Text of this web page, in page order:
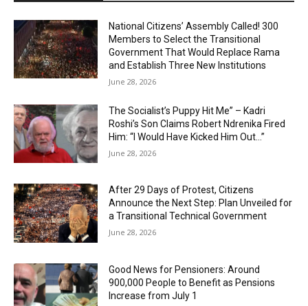
National Citizens’ Assembly Called! 300
Members to Select the Transitional
Government That Would Replace Rama
and Establish Three New Institutions
June 28, 2026
The Socialist’s Puppy Hit Me” – Kadri
Roshi’s Son Claims Robert Ndrenika Fired
Him: “I Would Have Kicked Him Out…”
June 28, 2026
After 29 Days of Protest, Citizens
Announce the Next Step: Plan Unveiled for
a Transitional Technical Government
June 28, 2026
Good News for Pensioners: Around
900,000 People to Benefit as Pensions
Increase from July 1